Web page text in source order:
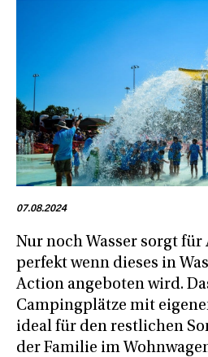
07.08.2024
Nur noch Wasser sorgt
perfekt wenn dieses in
Action angeboten wird.
Campingplätze mit
ideal für den restlichen
der Familie im